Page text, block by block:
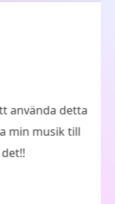
använda detta
musik till